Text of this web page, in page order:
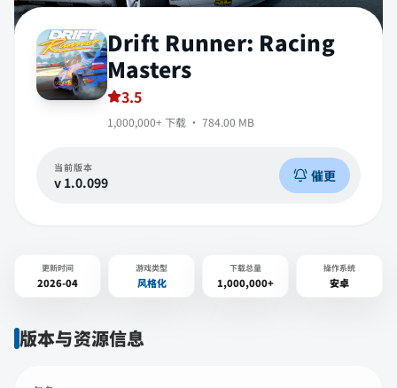
Drift Runner: Racing
Masters
3.5
1,000,000+ 下载 · 784.00 MB
当前版本
v 1.0.099 催更
更新时间
2026-04
游戏类型
风格化
下载总量
1,000,000+
操作系统
安卓
版本与资源信息